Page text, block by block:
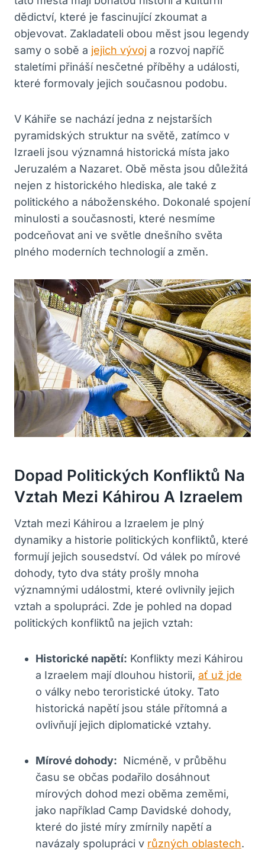
dědictví, které je fascinující zkoumat a
objevovat.‍ Zakladateli obou ⁤měst jsou legendy
samy ‌o ‍sobě a jejich vývoj a rozvoj napříč
staletími přináší nesčetné příběhy a⁤ události,
které formovaly jejich⁢ současnou podobu.
V Káhiře se ‍nachází jedna z nejstarších
pyramidských struktur na světě, zatímco v
Izraeli jsou významná historická místa jako
Jeruzalém a ​Nazaret. Obě města jsou důležitá
nejen z historického ⁣hlediska, ale také z
politického a náboženského. Dokonalé spojení
minulosti a současnosti, které nesmíme
podceňovat ani ve světle‌ dnešního světa
plného moderních technologií a změn.
Dopad Politických Konfliktů⁢ Na
⁣vztah Mezi Káhirou A Izraelem
Vztah mezi Káhirou a Izraelem je plný
dynamiky a historie politických konfliktů, které
formují jejich sousedství. Od válek po‌ mírové
dohody, tyto dva státy prošly mnoha
významnými⁣ událostmi, ⁣které ‌ovlivnily⁢ jejich
vztah⁢ a spolupráci. Zde je pohled ⁢na dopad‍
politických konfliktů na jejich vztah:
Historické napětí: Konflikty mezi Káhirou ​
a Izraelem ⁣mají dlouhou historii, ať už jde
o války nebo teroristické útoky. Tato
historická napětí jsou stále přítomná ⁤a
ovlivňují jejich diplomatické vztahy.
Mírové dohody: ⁣ Nicméně, v průběhu
času se ‍občas podařilo dosáhnout
mírových dohod mezi ⁢oběma zeměmi,
jako například Camp ⁤Davidské dohody,
které do jisté⁤ míry zmírnily napětí a
navázaly spolupráci v různých oblastech.